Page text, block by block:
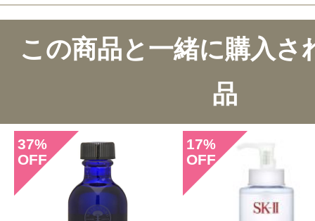
この商品のクチコミ
75件のレビュー
投稿日：2026年05月
ひまわり 様
／60代以
この商品と一緒に購入さ
品
37%
OFF
17%
OFF